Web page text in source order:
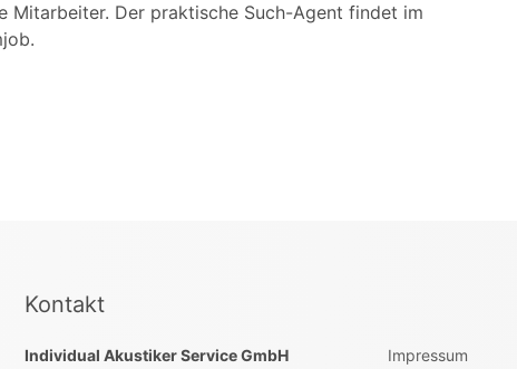
Mitarbeiter. Der praktische Such-Agent findet im
Kontakt
Individual Akustiker Service GmbH Impressum